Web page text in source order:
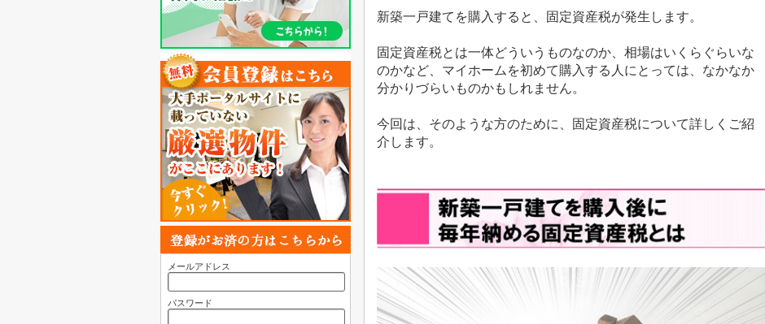
新築一戸建てを購入すると、固定資産税が発生します。
固定資産税とは一体どういうものなのか、相場はいくらぐらいな
のかなど、マイホームを初めて購入する人にとっては、なかなか
分かりづらいものかもしれません。
今回は、そのような方のために、固定資産税について詳しくご紹
介します。
メールアドレス
パスワード